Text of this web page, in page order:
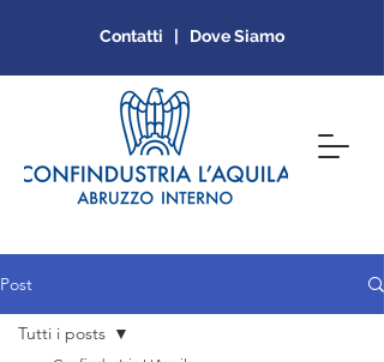
Contatti | Dove Siamo
Post
Tutti i posts